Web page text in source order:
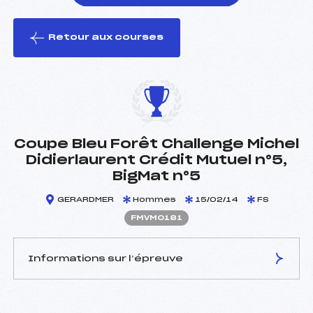
le ski
Retour aux courses
Coupe Bleu Forêt Challenge Michel
Didierlaurent Crédit Mutuel n°5,
BigMat n°5
GERARDMER Hommes 15/02/14 FS
FMVM0181
Informations sur l’épreuve